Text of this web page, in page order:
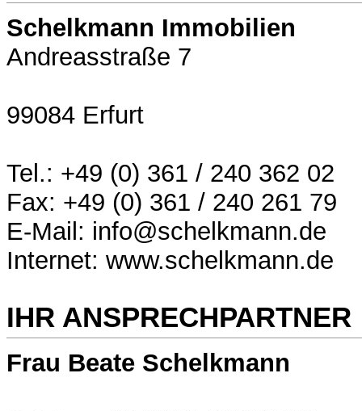
Schelkmann Immobilien
Andreasstraße 7
99084 Erfurt
Tel.: +49 (0) 361 / 240 362 02
Fax: +49 (0) 361 / 240 261 79
E-Mail: info@schelkmann.de
Internet: www.schelkmann.de
IHR ANSPRECHPARTNER
Frau Beate Schelkmann